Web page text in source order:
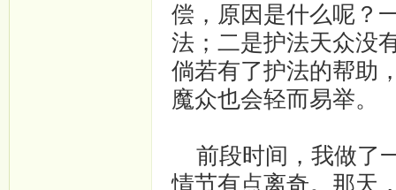
偿，原因是什么呢？
法；二是护法天众没
倘若有了护法的帮助
魔众也会轻而易举。
前段时间，我做了
情节有点离奇。那天